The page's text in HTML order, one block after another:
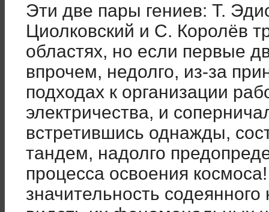
Эти две пары гениев: Т.
Циолковский и С. Королёв
областях, но если первые
впрочем, недолго, из-за
подходах к организации
электричества, и
встретившись однажды,
тандем, надолго
процесса освоения
значительность